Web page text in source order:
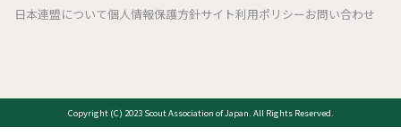
日本連盟について個人情報保護方針サイト利用ポリシーお問い合わせ
Copyright (C) 2023 Scout Association of Japan. All Rights Reserved.